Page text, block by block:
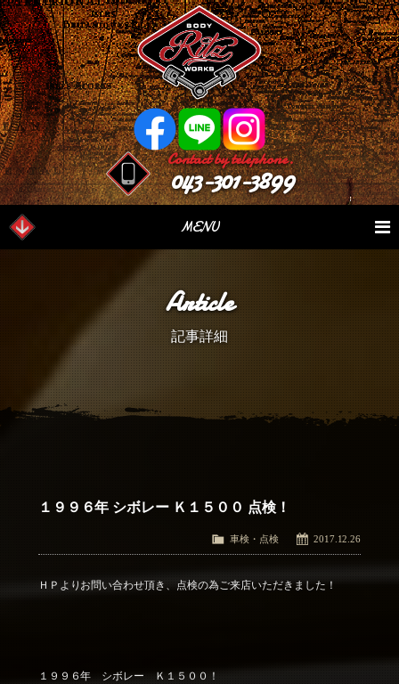
Contact by telephone.
043-301-3899
MENU
Our Serivce
Parts Sales 作業日誌
Blog
つぶやき
Article
記事詳細
１９９６年 シボレー Ｋ１５００ 点検！
2017.12.26
車検・点検
ＨＰよりお問い合わせ頂き、点検の為ご来店いただきました！
１９９６年 シボレー Ｋ１５００！